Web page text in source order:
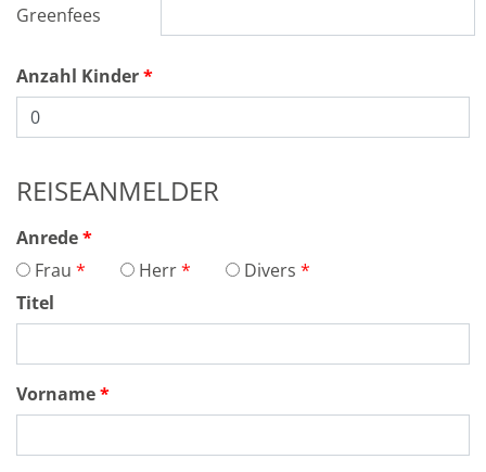
Greenfees
Anzahl Kinder
REISEANMELDER
Anrede
Frau
Herr
Divers
Titel
Vorname